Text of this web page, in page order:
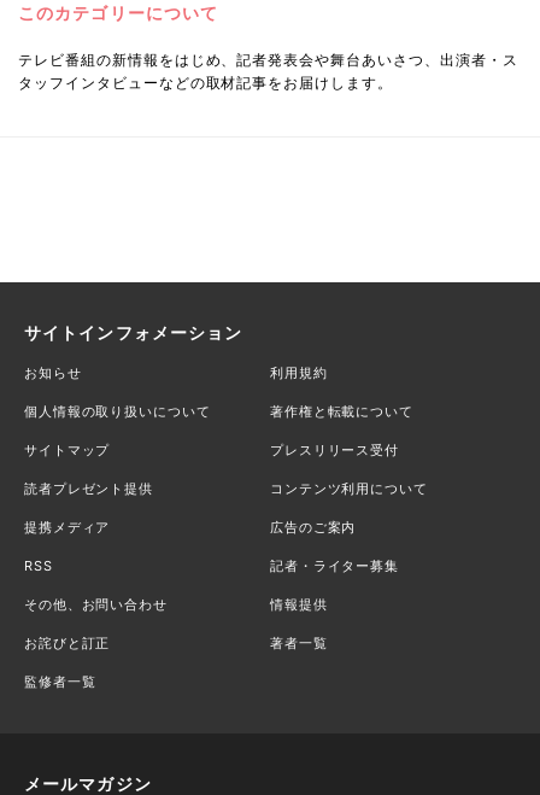
このカテゴリーについて
テレビ番組の新情報をはじめ、記者発表会や舞台あいさつ、出演者・ス
タッフインタビューなどの取材記事をお届けします。
サイトインフォメーション
お知らせ 利用規約
個人情報の取り扱いについて 著作権と転載について
サイトマップ プレスリリース受付
読者プレゼント提供 コンテンツ利用について
提携メディア 広告のご案内
RSS 記者・ライター募集
その他、お問い合わせ 情報提供
お詫びと訂正 著者一覧
監修者一覧
メールマガジン